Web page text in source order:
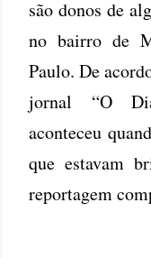
são donos de
no bairro de
Paulo. De
jornal “O
aconteceu
que estavam
reportagem